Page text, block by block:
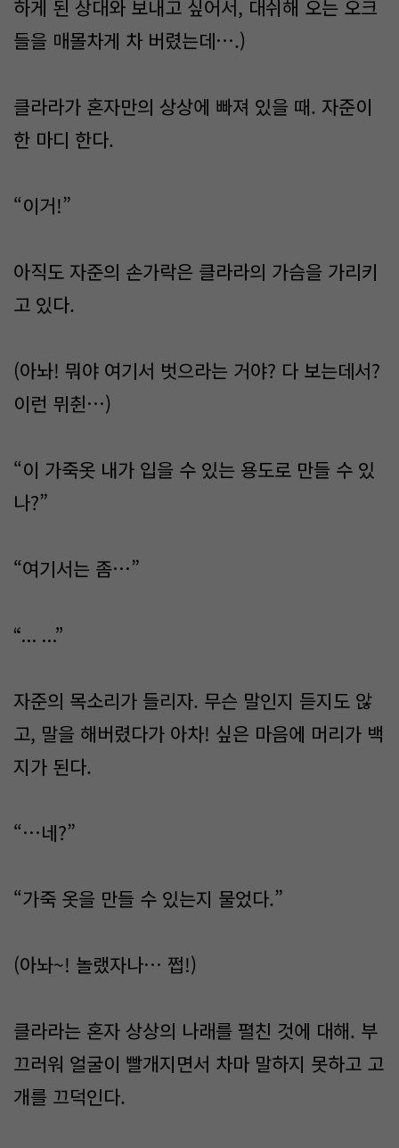
하게 된 상대와 보내고 싶어서, 대쉬해 오는 오크
들을 매몰차게 차 버렸는데….)
클라라가 혼자만의 상상에 빠져 있을 때. 자준이
한 마디 한다.
“이거!”
아직도 자준의 손가락은 클라라의 가슴을 가리키
고 있다.
(아놔! 뭐야 여기서 벗으라는 거야? 다 보는데서?
이런 뮈췬…)
“이 가죽옷 내가 입을 수 있는 용도로 만들 수 있
나?”
“여기서는 좀…”
“... ...”
자준의 목소리가 들리자. 무슨 말인지 듣지도 않
고, 말을 해버렸다가 아차! 싶은 마음에 머리가 백
지가 된다.
“…네?”
“가죽 옷을 만들 수 있는지 물었다.”
(아놔~! 놀랬자나… 쩝!)
클라라는 혼자 상상의 나래를 펼친 것에 대해. 부
끄러워 얼굴이 빨개지면서 차마 말하지 못하고 고
개를 끄덕인다.